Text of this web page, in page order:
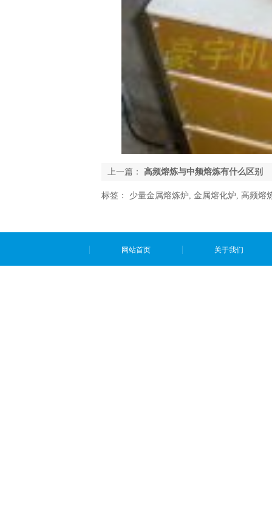
上一篇： 高频熔炼与中频熔炼有什么区别
标签： 少量金属熔炼炉, 金属熔化炉, 高频熔
网站首页 关于我们